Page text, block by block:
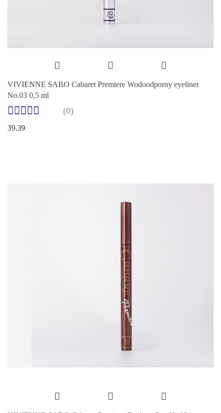
VIVIENNE SABO Cabaret Premiere Wodoodporny eyeliner
No.03 0,5 ml
(0)
39.39